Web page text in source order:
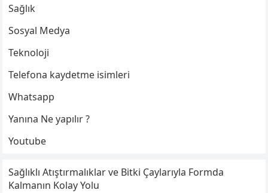
Sağlık
Sosyal Medya
Teknoloji
Telefona kaydetme isimleri
Whatsapp
Yanına Ne yapılır ?
Youtube
Sağlıklı Atıştırmalıklar ve Bitki Çaylarıyla Formda
Kalmanın Kolay Yolu